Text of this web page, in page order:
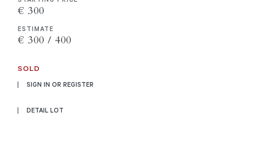
€ 300
ESTIMATE
€ 300 / 400
SOLD
SIGN IN OR REGISTER
DETAIL LOT